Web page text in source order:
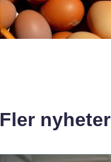
Fler nyheter